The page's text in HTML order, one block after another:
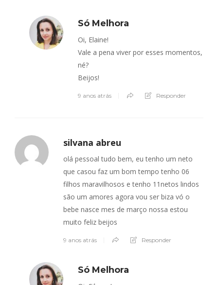
Só Melhora
Oi, Elaine!
Vale a pena viver por esses momentos,
né?
Beijos!
9 anos atrás Responder
silvana abreu
olá pessoal tudo bem, eu tenho um neto
que casou faz um bom tempo tenho 06
filhos maravilhosos e tenho 11netos lindos
são um amores agora vou ser biza vó o
bebe nasce mes de março nossa estou
muito feliz beijos
9 anos atrás Responder
Só Melhora